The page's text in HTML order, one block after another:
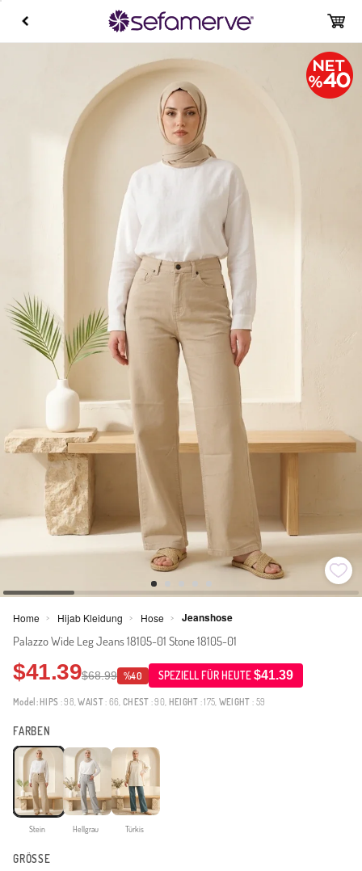
Home > Hijab Kleidung > Hose > Jeanshose
Palazzo Wide Leg Jeans 18105-01 Stone 18105-01
$41.39$68.99 %40 SPEZIELL FÜR HEUTE$41.39
Model: HIPS : 98,WAIST: 66,CHEST : 90, HEIGHT : 175, WEIGHT : 59
FARBEN
Stein Hellgrau Türkis
GRÖSSE